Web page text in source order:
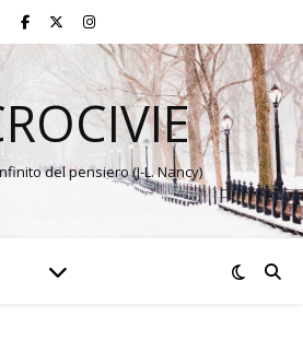
del pensiero (J-L. Nancy)